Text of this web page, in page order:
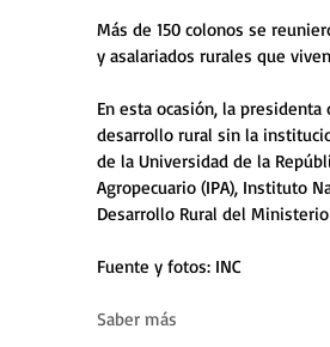
Más de 150 colonos se
y asalariados rurales que
En esta ocasión, la
desarrollo rural sin la
de la Universidad de la
Agropecuario (IPA), Instituto
Desarrollo Rural del Ministerio
Fuente y fotos: INC
Saber más